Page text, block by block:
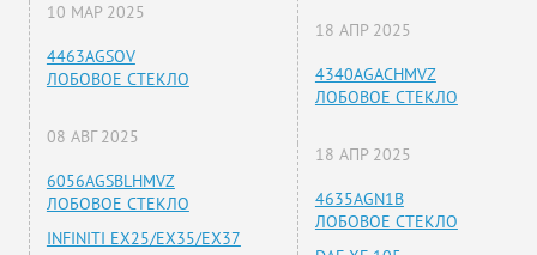
10 МАР 2025
4463AGSOV
ЛОБОВОЕ СТЕКЛО
08 АВГ 2025
6056AGSBLHMVZ
ЛОБОВОЕ СТЕКЛО
INFINITI EX25/EX35/EX37
18 АПР 2025
4340AGACHMVZ
ЛОБОВОЕ СТЕКЛО
18 АПР 2025
4635AGN1B
ЛОБОВОЕ СТЕКЛО